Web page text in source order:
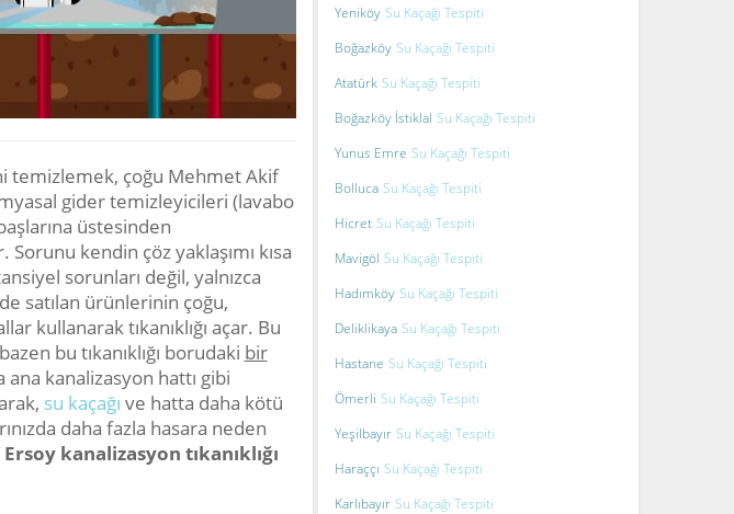
temizlemek, çoğu Mehmet Akif
gider temizleyicileri (lavabo
üstesinden
kendin çöz yaklaşımı kısa
sorunları değil, yalnızca
satılan ürünlerinin çoğu,
kullanarak tıkanıklığı açar. Bu
bu tıkanıklığı borudaki bir
kanalizasyon hattı gibi
su kaçağı ve hatta daha kötü
daha fazla hasara neden
kanalizasyon tıkanıklığı
Yeniköy Su Kaçağı Tespiti
Boğazköy Su Kaçağı Tespiti
Atatürk Su Kaçağı Tespiti
Boğazköy İstiklal Su Kaçağı Tespiti
Yunus Emre Su Kaçağı Tespiti
Bolluca Su Kaçağı Tespiti
Hicret Su Kaçağı Tespiti
Mavigöl Su Kaçağı Tespiti
Hadımköy Su Kaçağı Tespiti
Deliklikaya Su Kaçağı Tespiti
Hastane Su Kaçağı Tespiti
Ömerli Su Kaçağı Tespiti
Yeşilbayır Su Kaçağı Tespiti
Haraççı Su Kaçağı Tespiti
Karlıbayır Su Kaçağı Tespiti